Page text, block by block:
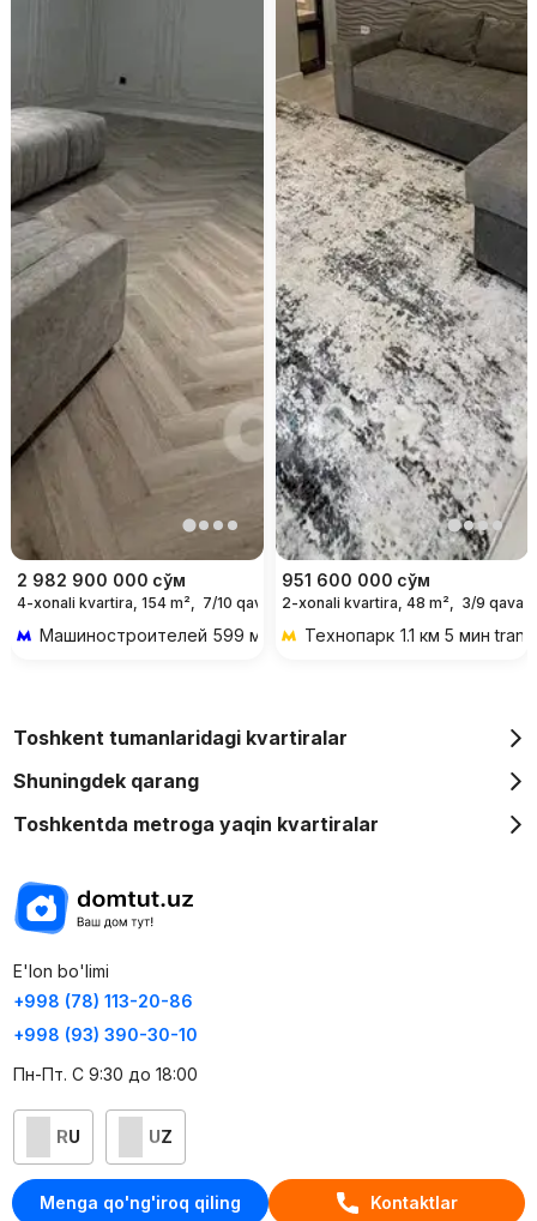
Menga qo'ng'iroq qiling Kontaktlar
2 982 900 000 сўм
4-xonali kvartira, 154 m², 7/10 qavat
Машиностроителей 599 м 7 мин piyoda
951 600 000 сўм
2-xonali kvartira, 48 m², 3/9 qavat
Технопарк 1.1 км 5 мин
Toshkent tumanlaridagi kvartiralar
Shuningdek qarang
Toshkentda metroga yaqin kvartiralar
E'lon bo'limi
+998 (78) 113-20-86
+998 (93) 390-30-10
Пн-Пт. С 9:30 до 18:00
RU UZ
Kontaktlar